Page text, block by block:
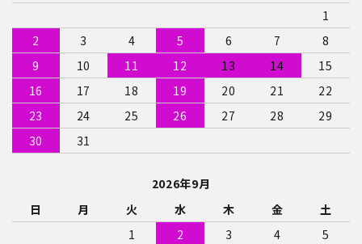
1
2
3 4 5 6 7
8
9
10 11 12 13 14
15
16
17 18 19 20 21
22
23
24 25 26 27 28
29
30
31
2026年9月
日
月 火 水 木 金
土
1
2 3 4
5